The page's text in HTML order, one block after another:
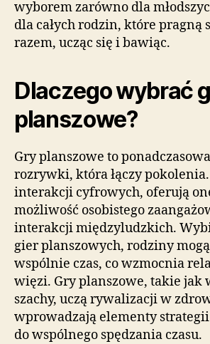
wyborem zarówno dla
dla całych rodzin, które pragną
razem, ucząc się i bawiąc.
Dlaczego wybrać
planszowe?
Gry planszowe to
rozrywki, która łączy
interakcji cyfrowych, oferują
możliwość osobistego
interakcji międzyludzkich.
gier planszowych, rodziny
wspólnie czas, co wzmocnia
więzi. Gry planszowe, takie jak
szachy, uczą rywalizacji w
wprowadzają elementy
do wspólnego spędzania czasu.